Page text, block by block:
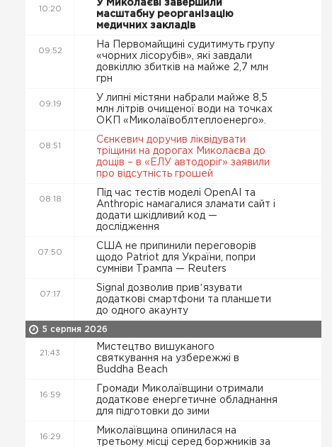
10:20
У Миколаєві завершили
масштабну реорганізацію
медичних закладів
09:52
На Первомайщині судитимуть групу
«чорних лісорубів», які завдали
довкіллю збитків на майже 2,7 млн
грн
09:19
У липні містяни набрали майже 8,5
млн літрів очищеної води на точках
ОКП «Миколаївоблтеплоенерго».
08:51
Сєнкевич доручив ліквідувати
тріщини на дорогах Миколаєва до
дощів – в «ЕЛУ автодоріг» заявили
про відсутність грошей
08:18
Під час тестів моделі OpenAI та
Anthropic намагалися зламати сайт і
додати шкідливий код —
дослідження
07:50
США не припинили переговорів
щодо Patriot для України, попри
сумніви Трампа — Reuters
07:17
Signal дозволив привʼязувати
додаткові смартфони та планшети
до одного акаунту
5 серпня 2026
21:43
Мистецтво вишуканого
святкування на узбережжі в
Buddha Beach
16:59
Громади Миколаївщини отримали
додаткове енергетичне обладнання
для підготовки до зими
16:29
Миколаївщина опинилася на
третьому місці серед боржників за